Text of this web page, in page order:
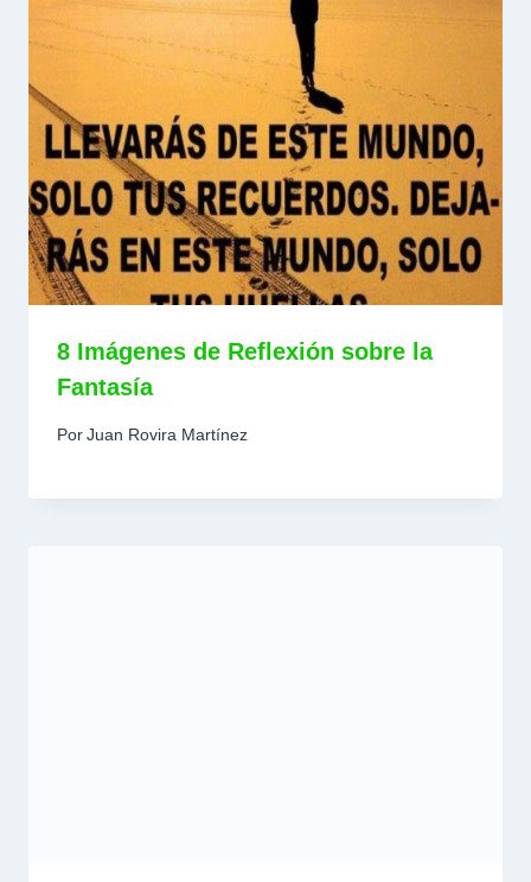
8 Imágenes de Reflexión sobre la
Fantasía
PorJuan Rovira Martínez